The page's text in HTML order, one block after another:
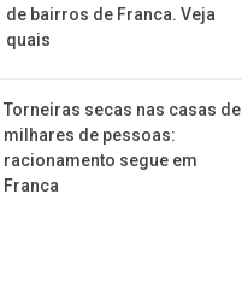
de bairros de Franca. Veja
quais
Torneiras secas nas casas de
milhares de pessoas:
racionamento segue em
Franca